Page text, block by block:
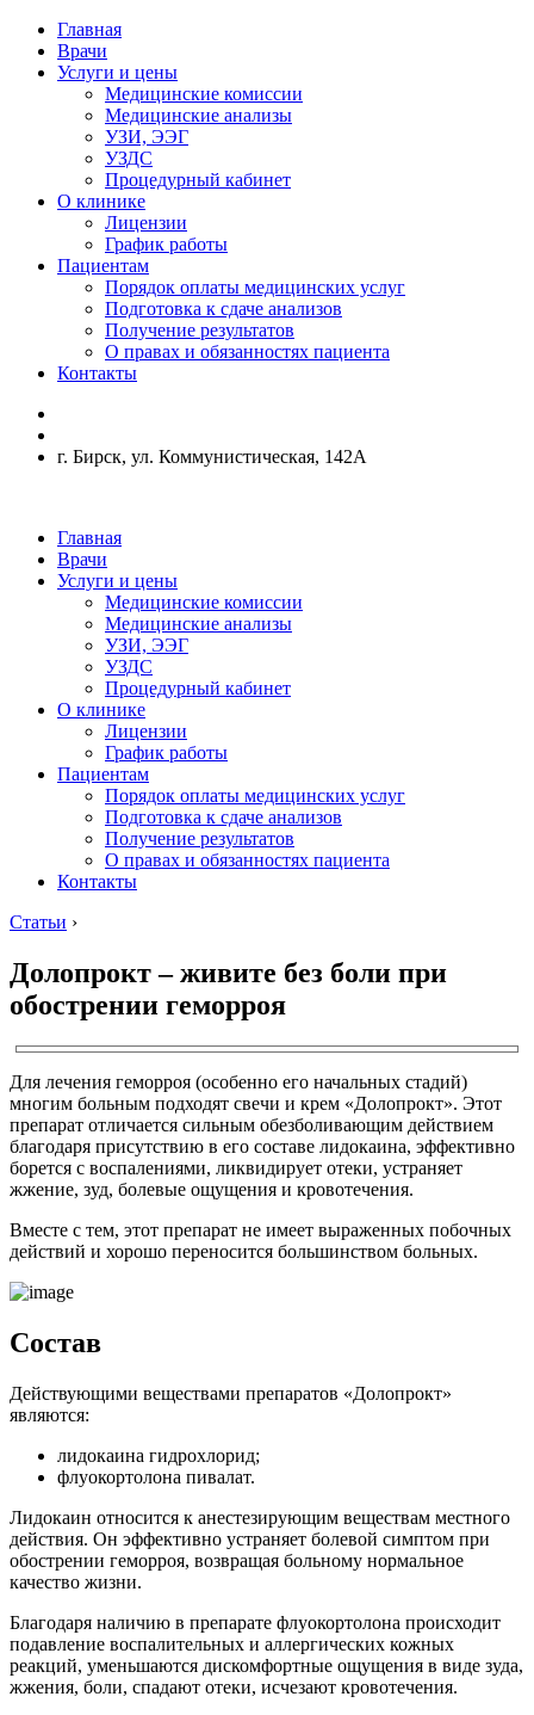
Главная
Врачи
Услуги и цены
Медицинские комиссии
Медицинские анализы
УЗИ, ЭЭГ
УЗДС
Процедурный кабинет
О клинике
Лицензии
График работы
Пациентам
Порядок оплаты медицинских услуг
Подготовка к сдаче анализов
Получение результатов
О правах и обязанностях пациента
Контакты
г. Бирск, ул. Коммунистическая, 142А
Главная
Врачи
Услуги и цены
Медицинские комиссии
Медицинские анализы
УЗИ, ЭЭГ
УЗДС
Процедурный кабинет
О клинике
Лицензии
График работы
Пациентам
Порядок оплаты медицинских услуг
Подготовка к сдаче анализов
Получение результатов
О правах и обязанностях пациента
Контакты
Статьи ›
Долопрокт – живите без боли при
обострении геморроя
Для лечения геморроя (особенно его начальных стадий)
многим больным подходят свечи и крем «Долопрокт». Этот
препарат отличается сильным обезболивающим действием
благодаря присутствию в его составе лидокаина, эффективно
борется с воспалениями, ликвидирует отеки, устраняет
жжение, зуд, болевые ощущения и кровотечения.
Вместе с тем, этот препарат не имеет выраженных побочных
действий и хорошо переносится большинством больных.
Состав
Действующими веществами препаратов «Долопрокт»
являются:
лидокаина гидрохлорид;
флуокортолона пивалат.
Лидокаин относится к анестезирующим веществам местного
действия. Он эффективно устраняет болевой симптом при
обострении геморроя, возвращая больному нормальное
качество жизни.
Благодаря наличию в препарате флуокортолона происходит
подавление воспалительных и аллергических кожных
реакций, уменьшаются дискомфортные ощущения в виде зуда,
жжения, боли, спадают отеки, исчезают кровотечения.